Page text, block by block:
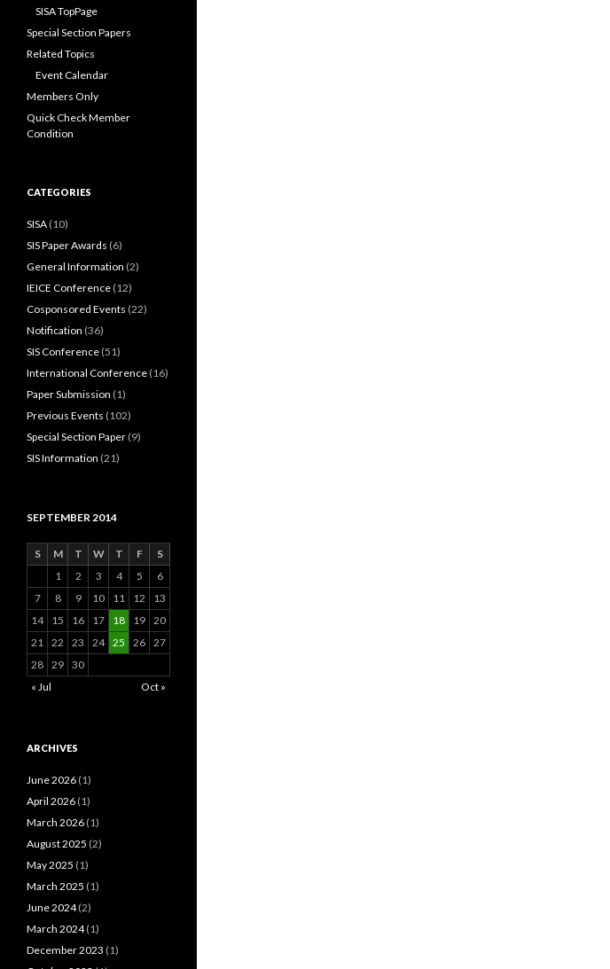
SISA TopPage
Special Section Papers
Related Topics
Event Calendar
Members Only
Quick Check Member
Condition
CATEGORIES
SISA (10)
SIS Paper Awards (6)
General Information (2)
IEICE Conference (12)
Cosponsored Events (22)
Notification (36)
SIS Conference (51)
International Conference (16)
Paper Submission (1)
Previous Events (102)
Special Section Paper (9)
SIS Information (21)
SEPTEMBER 2014
S M T W T F
S
1
2 3 4 5
6
7
8 9 10 11 12
13
14
15 16 17 18 19 20
21 22 23 24 25 26 27
28 29 30
« Jul
Oct »
ARCHIVES
June 2026 (1)
April 2026 (1)
March 2026 (1)
August 2025 (2)
May 2025 (1)
March 2025 (1)
June 2024(2)
March 2024(1)
December 2023 (1)